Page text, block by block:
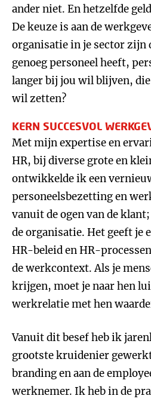
ander niet. En hetzelfde
De keuze is aan de
organisatie in je sector zijn
genoeg personeel heeft,
langer bij jou wil blijven,
wil zetten?
KERN SUCCESVOL
Met mijn expertise en
HR, bij diverse grote en
ontwikkelde ik een
personeelsbezetting en
vanuit de ogen van de
de organisatie. Het geeft je
HR-beleid en HR-
de werkcontext. Als je
krijgen, moet je naar hen
werkrelatie met hen
Vanuit dit besef heb ik
grootste kruidenier
branding en aan de
werknemer. Ik heb in de